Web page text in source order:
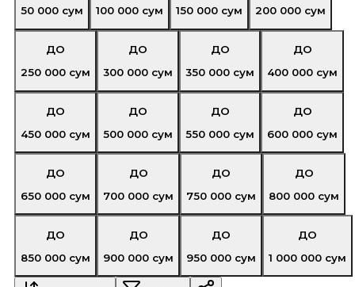
50 000 сум
100 000 сум
150 000 сум
200 000 сум
ДО
250 000 сум
ДО
300 000 сум
ДО
350 000 сум
ДО
400 000 сум
ДО
450 000 сум
ДО
500 000 сум
ДО
550 000 сум
ДО
600 000 сум
ДО
650 000 сум
ДО
700 000 сум
ДО
750 000 сум
ДО
800 000 сум
ДО
850 000 сум
ДО
900 000 сум
ДО
950 000 сум
ДО
1 000 000 сум